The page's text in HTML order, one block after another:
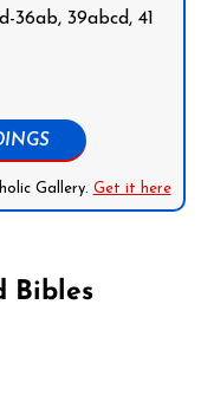
36ab, 39abcd, 41
Gallery. Get it here
Bibles